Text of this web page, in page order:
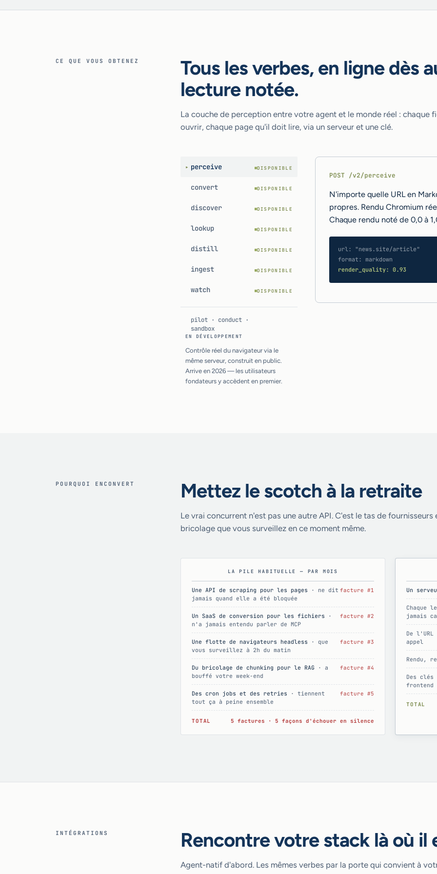
CE QUE VOUS OBTENEZ
Tous les verbes, en ligne dès
lecture notée.
La couche de perception entre votre agent et le monde réel : chaque
ouvrir, chaque page qu'il doit lire, via un serveur et une clé.
▸ perceive DISPONIBLE
convert DISPONIBLE
discover DISPONIBLE
lookup DISPONIBLE
distill DISPONIBLE
ingest DISPONIBLE
watch DISPONIBLE
pilot · conduct ·
sandbox
EN DÉVELOPPEMENT
Contrôle réel du navigateur via le
même serveur, construit en public.
Arrive en 2026 — les utilisateurs
fondateurs y accèdent en premier.
POST /v2/perceive
N'importe quelle URL en
propres. Rendu Chromium
Chaque rendu noté de 0,0 à
url: "news.site/article"
format: markdown
render_quality: 0.93
POURQUOI ENCONVERT Mettez le scotch à la retraite
Le vrai concurrent n'est pas une autre API. C'est le tas de
bricolage que vous surveillez en ce moment même.
LA PILE HABITUELLE — PAR MOIS
Une API de scraping pour les pages · ne dit
jamais quand elle a été bloquée
facture #1
Un SaaS de conversion pour les fichiers ·
n'a jamais entendu parler de MCP
facture #2
Une flotte de navigateurs headless · que
vous surveillez à 2h du matin
facture #3
Du bricolage de chunking pour le RAG · a
bouffé votre week-end
facture #4
Des cron jobs et des retries · tiennent
tout ça à peine ensemble
facture #5
TOTAL 5 factures · 5 façons d'échouer en silence
Un
Chaque
jamais
De l'URL
appel
Rendu,
Des clés
frontend
TOTAL
INTÉGRATIONS Rencontre votre stack là où il
Agent-natif d'abord. Les mêmes verbes par la porte qui convient à